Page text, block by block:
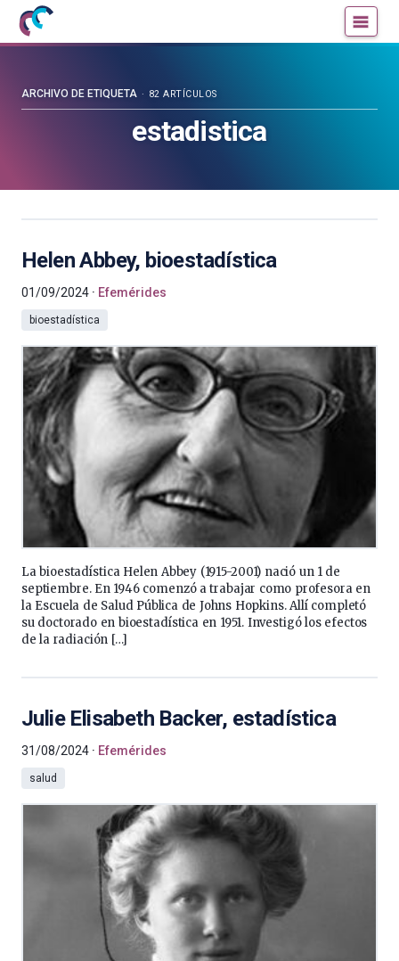
Mujeres
con
blog
estadistica
ARCHIVO DE ETIQUETA 82 ARTÍCULOS
Helen Abbey, bioestadística
01/09/2024 Efemérides
bioestadística
La bioestadística Helen Abbey (1915-2001) nació un 1 de
septiembre. En 1946 comenzó a trabajar como profesora en
la Escuela de Salud Pública de Johns Hopkins. Allí completó
su doctorado en bioestadística en 1951. Investigó los efectos
de la radiación […]
Julie Elisabeth Backer, estadística
31/08/2024 Efemérides
salud